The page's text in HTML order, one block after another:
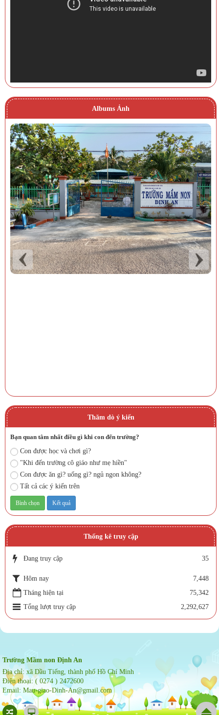
Albums Ảnh
Thăm dò ý kiến
Bạn quan tâm nhất điều gì khi con đến trường?
Con được học và chơi gì?
"Khi đến trường cô giáo như mẹ hiền"
Con được ăn gì? uống gì? ngủ ngon không?
Tất cả các ý kiến trên
Thống kê truy cập
Đang truy cập 35
Hôm nay
7,448
Tháng hiện tại
75,342
Tổng lượt truy cập
2,292,627
Trường Mầm non Định An
Địa chỉ: xã Dầu Tiếng, thành phố Hồ Chí Minh
Điện thoại: ( 0274 ) 2472600
Email: Mau-giao-Dinh-An@gmail.com